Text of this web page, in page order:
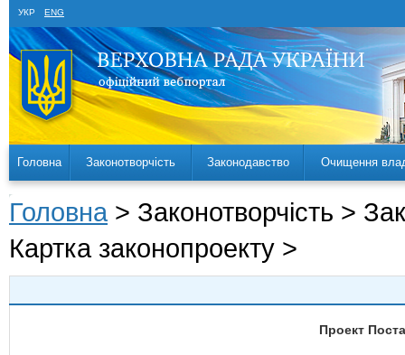
УКР ENG
Головна Законотворчість Законодавство Очищення
Головна > Законотворчість >
Картка законопроекту >
Проект